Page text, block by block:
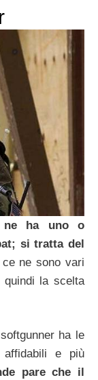
ne ha uno o
si tratta del
ne sono vari
quindi la scelta
ha le
e più
pare che il